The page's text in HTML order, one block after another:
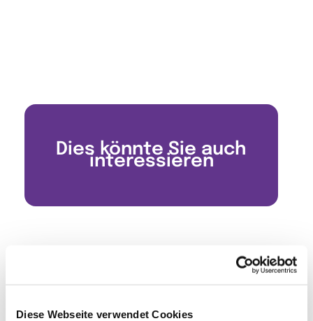
Diese Webseite verwendet Cookies
Dies könnte Sie auch
interessieren